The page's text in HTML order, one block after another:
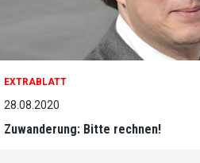
EXTRABLATT
28.08.2020
Zuwanderung: Bitte rechnen!